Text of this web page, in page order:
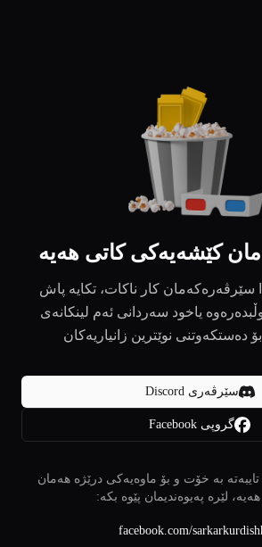
کێشەیەکی کاتی هەیە
سێرڤەرەکەمان کار ناکات، تکایە پاش
یاخود سەردانی ئەم لینکانەی
دەستکەوتنی نوێترین زانیاریەکان
سێرڤەری Discord
گروپی Facebook
تایبەتە بە خۆت و بۆ ماوەیەکی درێژە هەمان
لێرە پەیوەندیمان پێوە بکە:
facebook.com/